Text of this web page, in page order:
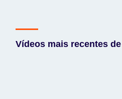
Vídeos mais recentes